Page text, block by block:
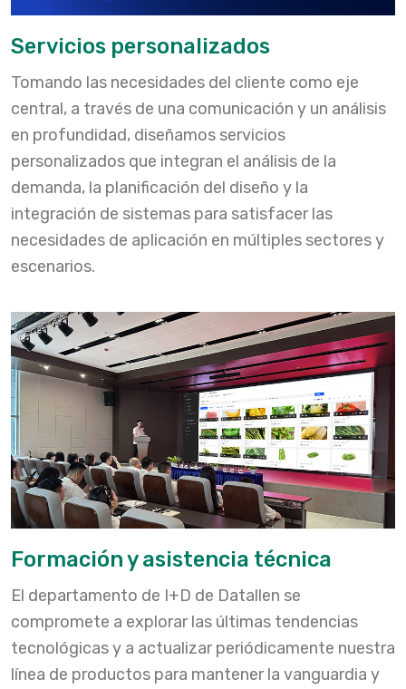
Servicios personalizados
Tomando las necesidades del cliente como eje
central, a través de una comunicación y un análisis
en profundidad, diseñamos servicios
personalizados que integran el análisis de la
demanda, la planificación del diseño y la
integración de sistemas para satisfacer las
necesidades de aplicación en múltiples sectores y
escenarios.
Formación y asistencia técnica
El departamento de I+D de Datallen se
compromete a explorar las últimas tendencias
tecnológicas y a actualizar periódicamente nuestra
línea de productos para mantener la vanguardia y